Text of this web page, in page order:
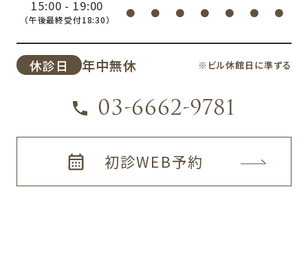
15:00 - 19:00
（午後最終受付18:30）
● ● ● ● ● ● ●
休診日 年中無休 ※ビル休館日に準ずる
03-6662-9781
初診WEB予約